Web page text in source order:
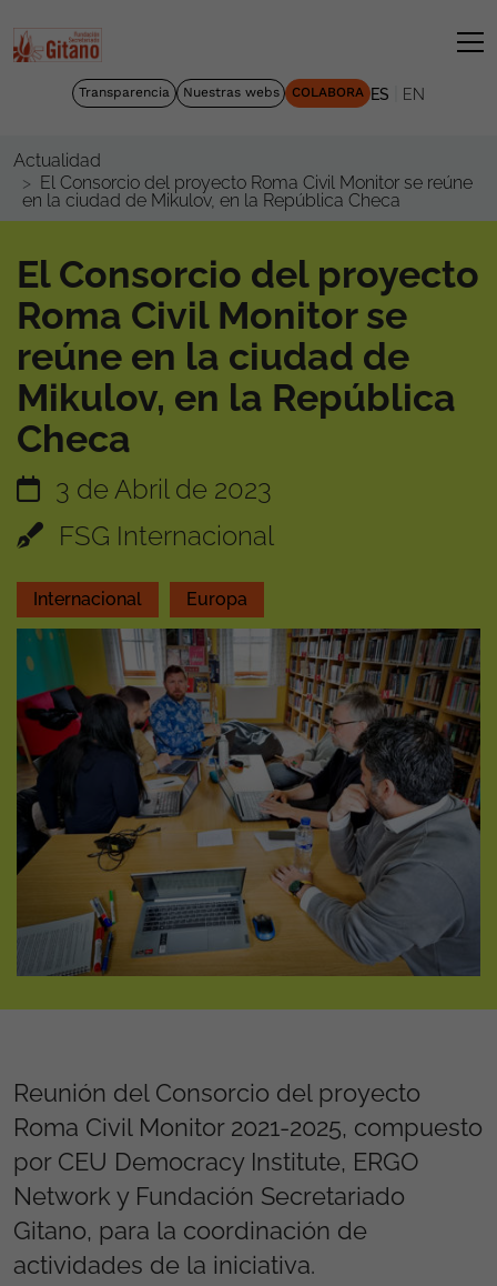
Transparencia Nuestras webs COLABORA ES EN
Actualidad
El Consorcio del proyecto Roma Civil Monitor se reúne
en la ciudad de Mikulov, en la República Checa
El Consorcio del proyecto
Roma Civil Monitor se
reúne en la ciudad de
Mikulov, en la República
Checa
3 de Abril de 2023
FSG Internacional
Internacional Europa
Reunión del Consorcio del proyecto
Roma Civil Monitor 2021-2025, compuesto
por CEU Democracy Institute, ERGO
Network y Fundación Secretariado
Gitano, para la coordinación de
actividades de la iniciativa.